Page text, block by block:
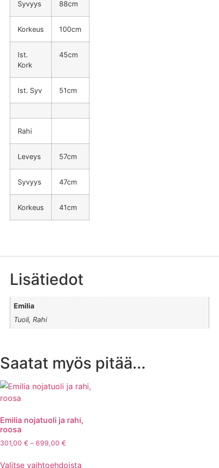
Syvyys 88cm
Korkeus 100cm
Ist.
Kork
45cm
Ist. Syv 51cm
Rahi
Leveys 57cm
Syvyys 47cm
Korkeus 41cm
Lisätiedot
Emilia
Tuoli, Rahi
Saatat myös pitää...
Emilia nojatuoli ja rahi,
roosa
301,00 € – 699,00 €
Valitse vaihtoehdoista